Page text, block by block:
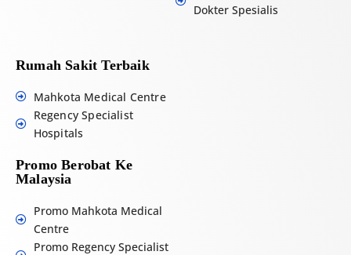
Dokter Spesialis
Rumah Sakit Terbaik
Mahkota Medical Centre
Regency Specialist
Hospitals
Promo Berobat Ke
Malaysia
Promo Mahkota Medical
Centre
Promo Regency Specialist